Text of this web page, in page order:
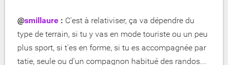
@smillaure : C'est à relativiser, ça va dépendre du
type de terrain, si tu y vas en mode touriste ou un peu
plus sport, si t'es en forme, si tu es accompagnée par
tatie, seule ou d'un compagnon habitué des randos...